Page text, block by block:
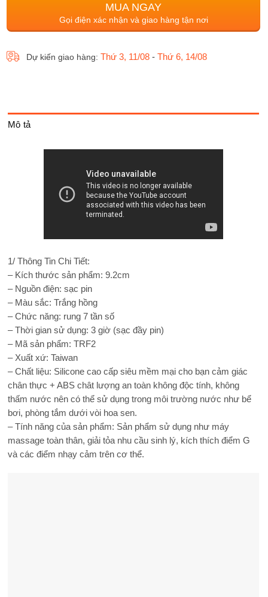
MUA NGAY
Gọi điện xác nhận và giao hàng tận nơi
Dự kiến giao hàng: Thứ 3, 11/08 - Thứ 6, 14/08
Mô tả
1/ Thông Tin Chi Tiết:
– Kích thước sản phẩm: 9.2cm
– Nguồn điện: sạc pin
– Màu sắc: Trắng hồng
– Chức năng: rung 7 tần số
– Thời gian sử dụng: 3 giờ (sạc đầy pin)
– Mã sản phẩm: TRF2
– Xuất xứ: Taiwan
– Chất liệu: Silicone cao cấp siêu mềm mại cho bạn cảm giác
chân thực + ABS chât lượng an toàn không độc tính, không
thấm nước nên có thể sử dụng trong môi trường nước như bể
bơi, phòng tắm dưới vòi hoa sen.
– Tính năng của sản phẩm: Sản phẩm sử dụng như máy
massage toàn thân, giải tỏa nhu cầu sinh lý, kích thích điểm G
và các điểm nhạy cảm trên cơ thể.